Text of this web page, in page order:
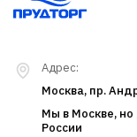
Адрес:
Москва, пр.
Мы в Москве, но
России